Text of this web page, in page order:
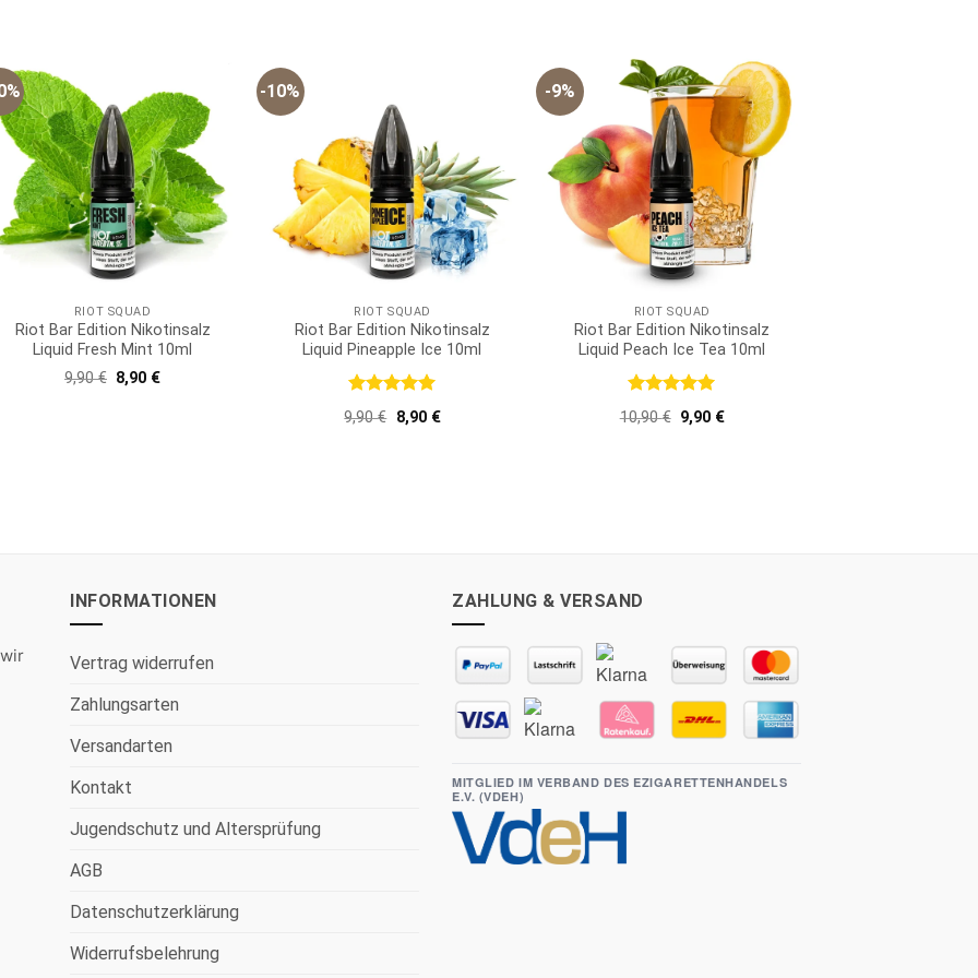
RIOT SQUAD
Riot Bar Edition Nikotinsalz
Liquid Fresh Mint 10ml
9,90€ Ursprünglicher
Preis
8,90 €Aktueller
-10%
RIOT SQUAD
Riot Bar Edition Nikotinsalz
Liquid Pineapple Ice 10ml
Bewertet
mit 5
von
9,90€ Ursprünglicher
Preis
8,90 €Aktueller
-9%
RIOT SQUAD
Riot Bar Edition Nikotinsalz
Liquid Peach Ice Tea 10ml
Bewertet
mit 5von
10,90€ Ursprünglicher
Preis
9,90 €Aktueller
INFORMATIONEN
Vertrag widerrufen
Zahlungsarten
Versandarten
Kontakt
Jugendschutz und Altersprüfung
AGB
Datenschutzerklärung
Widerrufsbelehrung
ZAHLUNG & VERSAND
MITGLIED IM VERBAND DES EZIGARETTENHANDELS
E.V. (VDEH)